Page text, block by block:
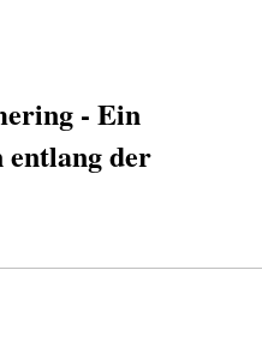
- Ein
entlang der